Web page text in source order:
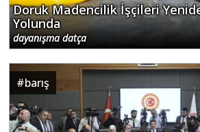
Doruk Madencilik İşçileri
Yolunda
dayanışma datça
#barış